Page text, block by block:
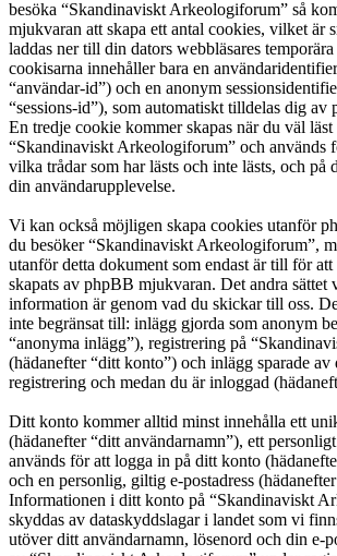
besöka “Skandinaviskt Arkeologiforum” så
mjukvaran att skapa ett antal cookies, vilket är
laddas ner till din dators webbläsares
cookisarna innehåller bara en
“användar-id”) och en anonym
“sessions-id”), som automatiskt tilldelas dig
En tredje cookie kommer skapas när du väl läst
“Skandinaviskt Arkeologiforum” och används
vilka trådar som har lästs och inte lästs, och på
din användarupplevelse.
Vi kan också möjligen skapa cookies utanför
du besöker “Skandinaviskt Arkeologiforum”,
utanför detta dokument som endast är till för att
skapats av phpBB mjukvaran. Det andra sättet
information är genom vad du skickar till oss.
inte begränsat till: inlägg gjorda som anonym
“anonyma inlägg”), registrering på
(hädanefter “ditt konto”) och inlägg sparade av
registrering och medan du är inloggad
Ditt konto kommer alltid minst innehålla ett
(hädanefter “ditt användarnamn”), ett
används för att logga in på ditt konto
och en personlig, giltig e-postadress
Informationen i ditt konto på “Skandinaviskt
skyddas av dataskyddslagar i landet som vi
utöver ditt användarnamn, lösenord och din e-